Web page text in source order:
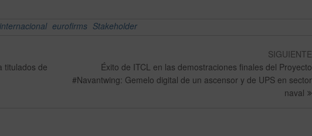
eurofirms Stakeholder
titulados de
SIGUIENTE
Éxito de ITCL en las demostraciones finales del Proyecto
#Navantwing: Gemelo digital de un ascensor y de UPS en sector
naval